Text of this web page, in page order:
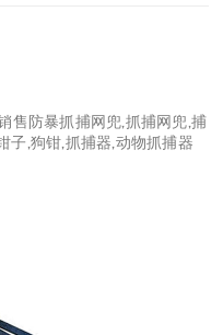
售防暴抓捕网兜,抓捕网兜,捕
子,狗钳,抓捕器,动物抓捕器